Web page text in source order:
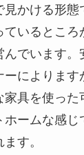
かける形態
ているところ
んでいます。
ーによります
家具を使った
ホームな感
す。